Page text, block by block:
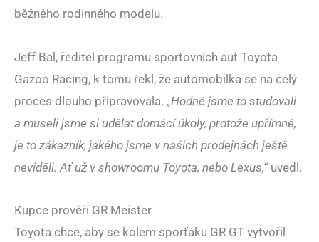
běžného rodinného modelu.
Jeff Bal, ředitel programu sportovních aut Toyota
Gazoo Racing, k tomu řekl, že automobilka se na celý
proces dlouho připravovala. „Hodně jsme to studovali
a museli jsme si udělat domácí úkoly, protože upřímně,
je to zákazník, jakého jsme v našich prodejnách ještě
neviděli. Ať už v showroomu Toyota, nebo Lexus,“uvedl.
Kupce prověří GR Meister
Toyota chce, aby se kolem sporťáku GR GT vytvořil